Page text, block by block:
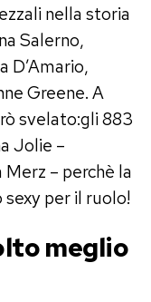
nella storia
Salerno,
D’Amario,
Greene. A
svelato:gli 883
Jolie –
– perchè la
per il ruolo!
meglio